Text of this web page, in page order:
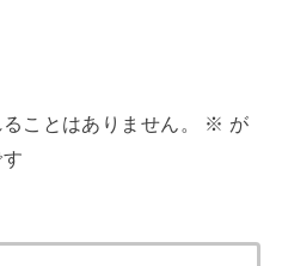
ことはありません。 ※ が